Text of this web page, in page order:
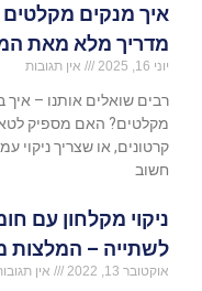
איך מנקים מקלטים
מדריך מלא מאת
יוני 16, 2025 אין תגובות
רבים שואלים אותנו –
מקלטים? האם מספיק
קרטונים, או שצריך ניקוי
חשוב
ניקוי מקלחון עם
לשתייה – המלצות
אוקטובר 13, 2022 אין